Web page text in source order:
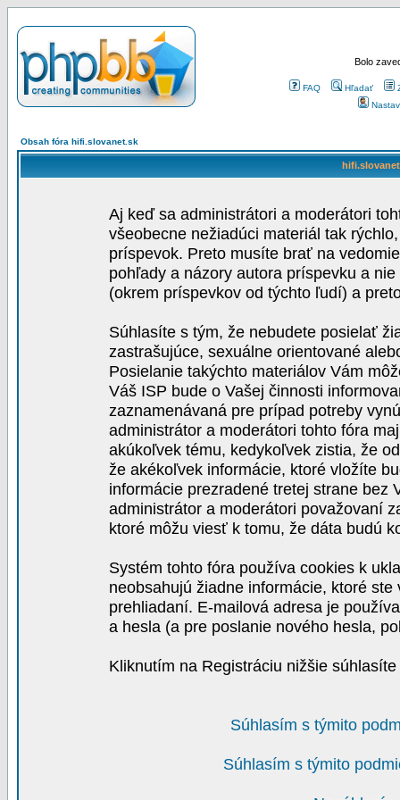
Bolo
FAQ Hľadať
Obsah fóra hifi.slovanet.sk
Aj keď sa administrátori a moderátori
všeobecne nežiadúci materiál tak
príspevok. Preto musíte brať na
pohľady a názory autora príspevku a
(okrem príspevkov od týchto ľudí) a
Súhlasíte s tým, že nebudete posielať
zastrašujúce, sexuálne orientované
Posielanie takýchto materiálov Vám
Váš ISP bude o Vašej činnosti
zaznamenávaná pre prípad potreby
administrátor a moderátori tohto fóra
akúkoľvek tému, kedykoľvek zistia, že
že akékoľvek informácie, ktoré vložíte
informácie prezradené tretej strane bez
administrátor a moderátori považovaní
ktoré môžu viesť k tomu, že dáta budú
Systém tohto fóra používa cookies k
neobsahujú žiadne informácie, ktoré
prehliadaní. E-mailová adresa je
a hesla (a pre poslanie nového hesla,
Kliknutím na Registráciu nižšie
Súhlasím s týmito
Súhlasím s týmito